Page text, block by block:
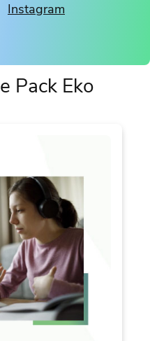
Instagram
Pack Eko